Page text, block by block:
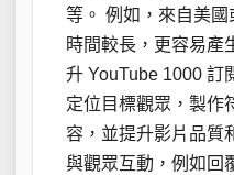
等。 例如，來自美
時間較長，更容易產
升 YouTube 1000 訂
定位目標觀眾，製作
容，並提升影片品質
與觀眾互動，例如回